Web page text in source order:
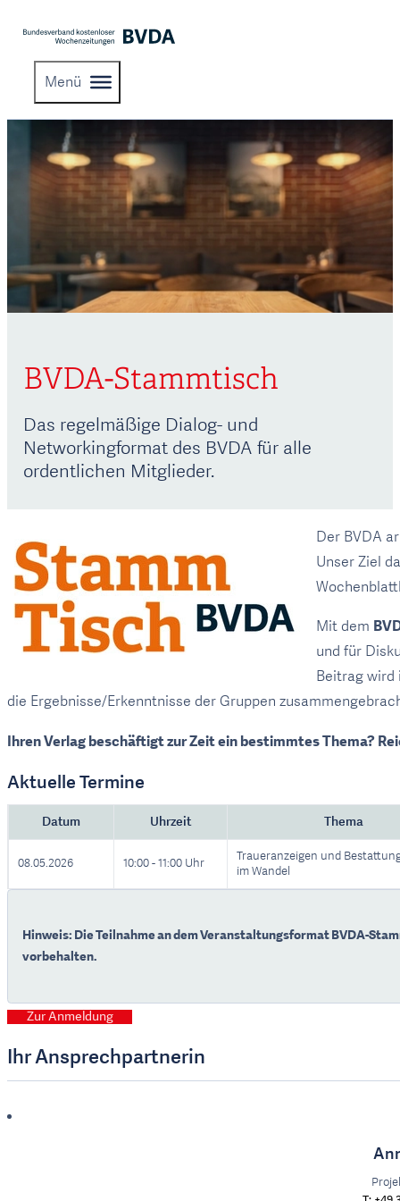
Menü
BVDA-Stammtisch
Das regelmäßige Dialog- und
Networkingformat des BVDA für alle
ordentlichen Mitglieder.
Der BVDA
Unser Ziel
Mit dem
und für
Beitrag wird
die Ergebnisse/Erkenntnisse der Gruppen
Ihren Verlag beschäftigt zur Zeit ein bestimmtes Thema?
Aktuelle Termine
Datum Uhrzeit Thema
08.05.2026 10:00 - 11:00 Uhr
Traueranzeigen und
im Wandel
Hinweis: Die Teilnahme an dem Veranstaltungsformat BVDA-
vorbehalten.
Zur Anmeldung
Ihr Ansprechpartnerin